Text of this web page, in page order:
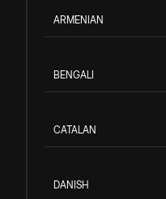
ARMENIAN
BENGALI
CATALAN
DANISH